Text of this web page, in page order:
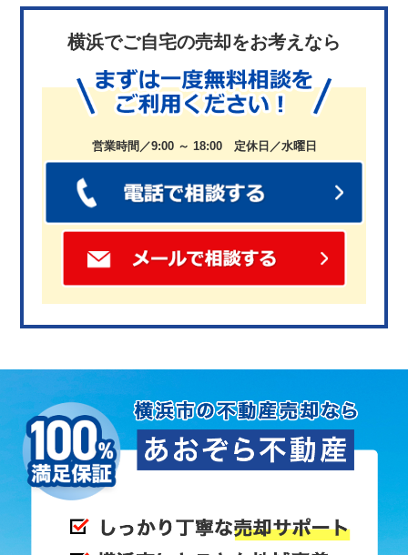
横浜でご自宅の売却をお考えなら
営業時間／9:00 ～ 18:00 定休日／水曜日